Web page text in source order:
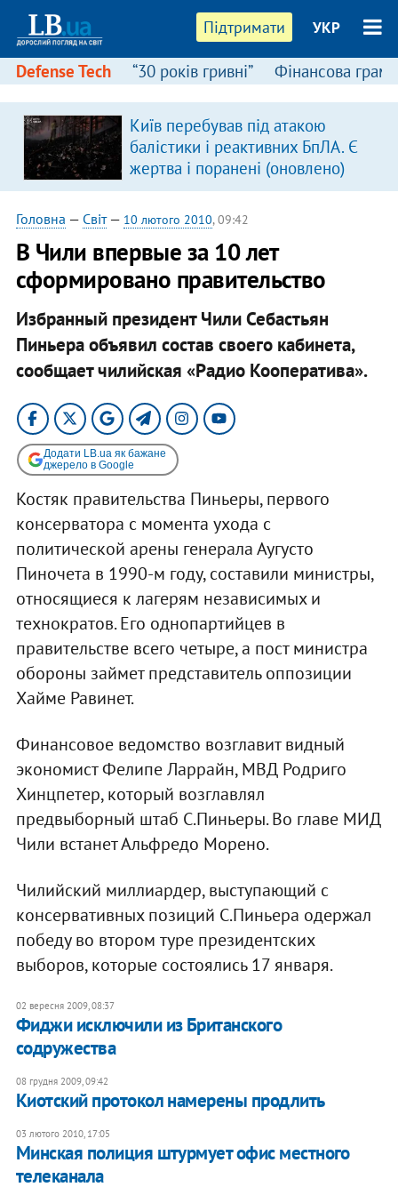
Підтримати УКР
Defense Tech “30 років гривні” Фінансова
Київ перебував під атакою
балістики і реактивних БпЛА. Є
жертва і поранені (оновлено)
Головна — Світ— 10 лютого 2010, 09:42
В Чили впервые за 10 лет
сформировано правительство
Избранный президент Чили Себастьян
Пиньера объявил состав своего кабинета,
сообщает чилийская «Радио Кооператива».
Додати LB.ua як бажане
джерело в Google
Костяк правительства Пиньеры, первого
консерватора с момента ухода с
политической арены генерала Аугусто
Пиночета в 1990-м году, составили министры,
относящиеся к лагерям независимых и
технократов. Его однопартийцев в
правительстве всего четыре, а пост министра
обороны займет представитель оппозиции
Хайме Равинет.
Финансовое ведомство возглавит видный
экономист Фелипе Ларрайн, МВД Родриго
Хинцпетер, который возглавлял
предвыборный штаб С.Пиньеры. Во главе МИД
Чили встанет Альфредо Морено.
Чилийский миллиардер, выступающий с
консервативных позиций С.Пиньера одержал
победу во втором туре президентских
выборов, которые состоялись 17 января.
02 вересня 2009, 08:37
Фиджи исключили из Британского
содружества
08 грудня 2009, 09:42
Киотский протокол намерены продлить
03 лютого 2010, 17:05
Минская полиция штурмует офис местного
телеканала